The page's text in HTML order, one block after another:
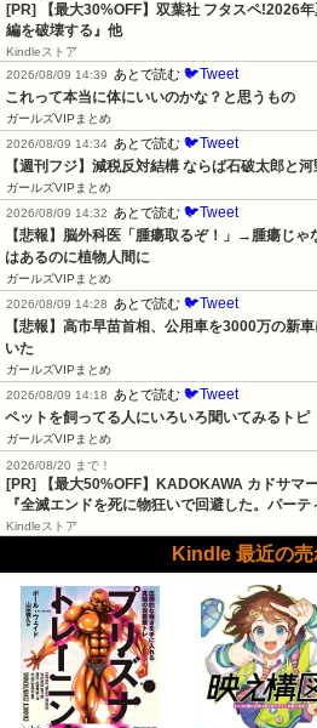
[PR] 【最大30%OFF】双葉社 フタスペ!2026
編を破壊する』他
Kindleストア
2026/08/09 14:39
あとで読む 🐦Tweet
これって本当に体にいいのかな？と思うもの
ガールズVIPまとめ
2026/08/09 14:34 あとで読む 🐦Tweet
【週刊フジ】減税反対結構 ならば石破太郎と
ガールズVIPまとめ
2026/08/09 14:32
あとで読む 🐦Tweet
【悲報】脳外科医「腫瘍取るぞ！」→腫瘍じ
はあるのに植物人間に
ガールズVIPまとめ
2026/08/09 14:28
あとで読む 🐦Tweet
【悲報】高市早苗首相、公用車を3000万の新
いた
ガールズVIPまとめ
2026/08/09 14:18
あとで読む 🐦Tweet
ペットを飼ってる人にいろいろ聞いてみるトピ
ガールズVIPまとめ
2026/08/20 まで！
[PR]
【最大50%OFF】KADOKAWA カドサマ
『全滅エンドを死に物狂いで回避した。パー
Kindleストア
Kindle 最近の売